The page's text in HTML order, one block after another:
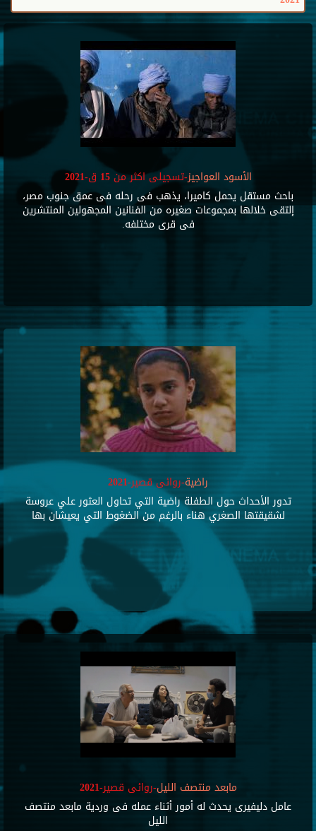
الأسود العواجيز-تسجيلى اكثر من 15 ق-2021
باحث مستقل يحمل كاميرا، يذهب فى رحله فى عمق جنوب مصر،
إلتقى خلالها بمجموعات صغيره من الفنانين المجهولين المنتشرين
فى قرى مختلفه.
راضية-روائى قصير-2021
تدور الأحداث حول الطفلة راضية التي تحاول العثور علي عروسة
لشقيقتها الصغري هناء بالرغم من الضغوط التي يعيشان بها
مابعد منتصف الليل-روائى قصير-2021
عامل دليفيرى يحدث له أمور أثناء عمله فى وردية مابعد منتصف
الليل